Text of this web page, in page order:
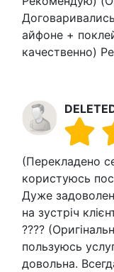
айфоне +
качественно)
(Перекладено
користуюсь
Дуже
на зустріч
????
пользуюсь
довольна.